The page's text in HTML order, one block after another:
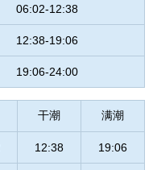
06:02-12:38
12:38-19:06
19:06-24:00
干潮 满潮
12:38 19:06